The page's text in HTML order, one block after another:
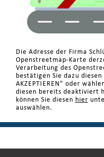
Die Adresse der Firma
Openstreetmap-Karte
Verarbeitung des
bestätigen Sie dazu
AKZEPTIEREN" oder
diesen bereits deaktiviert
können Sie diesen hier
auswählen.